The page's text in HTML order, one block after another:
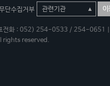
단수집거부 이
표전화 : 052) 254-0533 / 254-
rights reserved.